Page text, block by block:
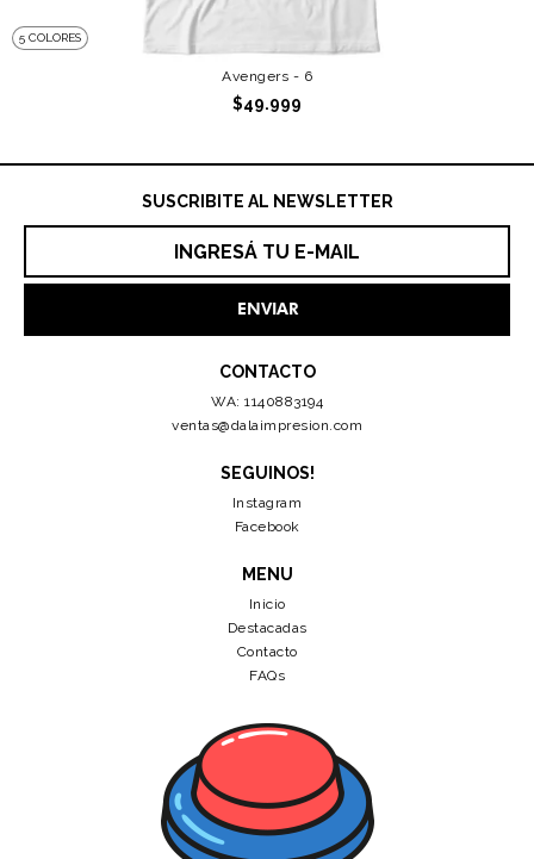
5 COLORES
Avengers - 6
$49.999
SUSCRIBITE AL NEWSLETTER
CONTACTO
WA: 1140883194
ventas@dalaimpresion.com
SEGUINOS!
Instagram
Facebook
MENU
Inicio
Destacadas
Contacto
FAQs